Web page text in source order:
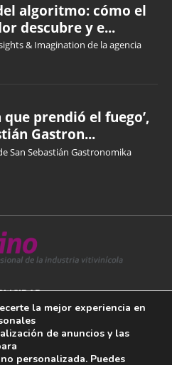
algoritmo: cómo el
descubre y e...
& Imagination de la agencia
que prendió el fuego’,
Gastron...
San Sebastián Gastronomika
la mejor experiencia en
de anuncios y las
personalizada. Puedes